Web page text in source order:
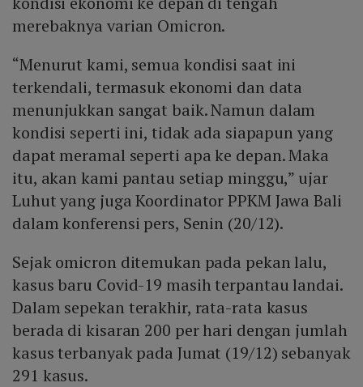
merebaknya varian Omicron.
“Menurut kami, semua kondisi saat ini
terkendali, termasuk ekonomi dan data
menunjukkan sangat baik. Namun dalam
kondisi seperti ini, tidak ada siapapun yang
dapat meramal seperti apa ke depan. Maka
itu, akan kami pantau setiap minggu,” ujar
Luhut yang juga Koordinator PPKM Jawa Bali
dalam konferensi pers, Senin (20/12).
Sejak omicron ditemukan pada pekan lalu,
kasus baru Covid-19 masih terpantau landai.
Dalam sepekan terakhir, rata-rata kasus
berada di kisaran 200 per hari dengan jumlah
kasus terbanyak pada Jumat (19/12) sebanyak
291 kasus.